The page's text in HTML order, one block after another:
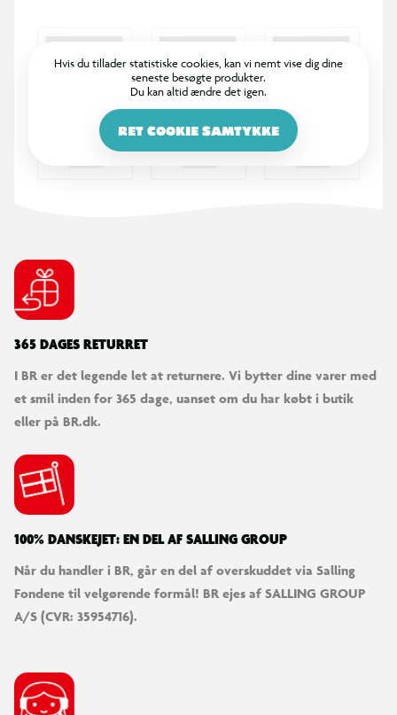
Hvis du tillader statistiske cookies, kan vi nemt vise dig dine
seneste besøgte produkter.
Du kan altid ændre det igen.
RET COOKIE SAMTYKKE
365 DAGES RETURRET
I BR er det legende let at returnere. Vi bytter dine varer med
et smil inden for 365 dage, uanset om du har købt i butik
eller på BR.dk.
100% DANSKEJET: EN DEL AF SALLING GROUP
Når du handler i BR, går en del af overskuddet via Salling
Fondene til velgørende formål! BR ejes af SALLING GROUP
A/S (CVR: 35954716).